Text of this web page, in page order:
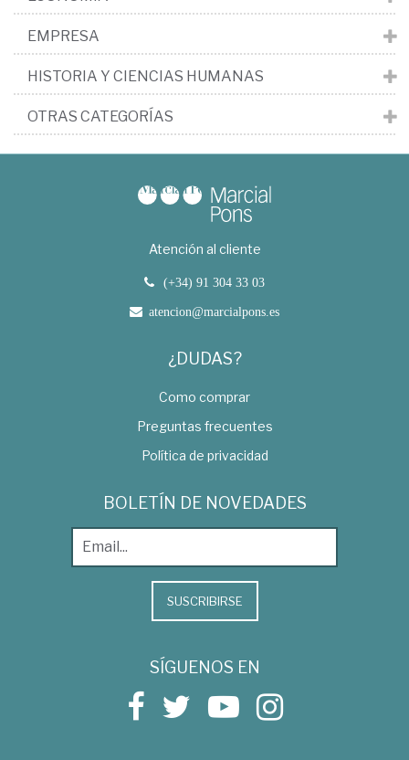
EMPRESA
HISTORIA Y CIENCIAS HUMANAS
OTRAS CATEGORÍAS
Atención al cliente
(+34) 91 304 33 03
atencion@marcialpons.es
¿DUDAS?
Como comprar
Preguntas frecuentes
Política de privacidad
BOLETÍN DE NOVEDADES
SUSCRIBIRSE
SÍGUENOS EN